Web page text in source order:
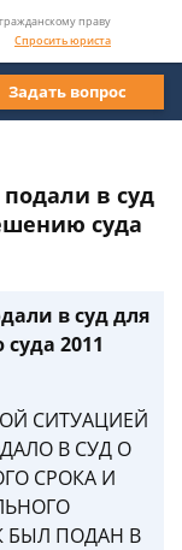
праву
Спросить юриста
Задать вопрос
в суд
суда
в суд для
2011
СИТУАЦИЕЙ
В СУД О
СРОКА И
БЫЛ ПОДАН В